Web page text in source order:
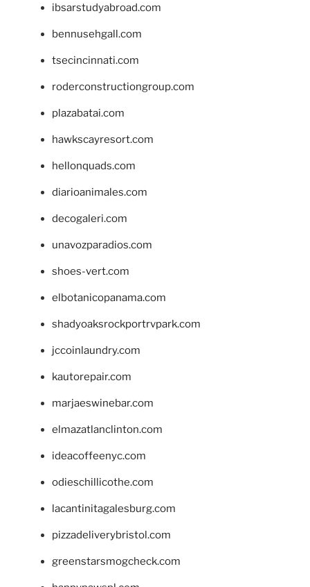
ibsarstudyabroad.com
bennusehgall.com
tsecincinnati.com
roderconstructiongroup.com
plazabatai.com
hawkscayresort.com
hellonquads.com
diarioanimales.com
decogaleri.com
unavozparadios.com
shoes-vert.com
elbotanicopanama.com
shadyoaksrockportrvpark.com
jccoinlaundry.com
kautorepair.com
marjaeswinebar.com
elmazatlanclinton.com
ideacoffeenyc.com
odieschillicothe.com
lacantinitagalesburg.com
pizzadeliverybristol.com
greenstarsmogcheck.com